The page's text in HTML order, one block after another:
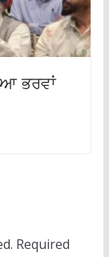
ਭਰਵਾਂ
Required